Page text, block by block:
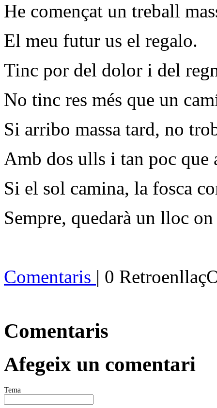
He començat un treball
El meu futur us el regalo.
Tinc por del dolor i del
No tinc res més que un
Si arribo massa tard, no
Amb dos ulls i tan poc que
Si el sol camina, la fosca
Sempre, quedarà un lloc
Comentaris | 0
Comentaris
Afegeix un comentari
Tema